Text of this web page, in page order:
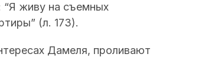
“Я живу на съемных
(л. 173).
Дамеля, проливают